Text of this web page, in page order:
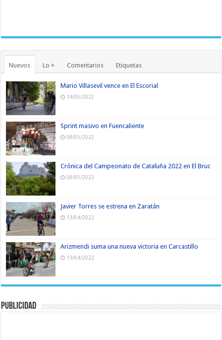
Nuevos Lo + Comentarios Etiquetas
Mario Villasevil vence en El Escorial
14/05/2022
Sprint masivo en Fuencaliente
08/05/2022
Crónica del Campeonato de Cataluña 2022 en El Bruc
08/05/2022
Javier Torres se estrena en Zaratán
13/04/2022
Arizmendi suma una nueva victoria en Carcastillo
13/04/2022
Publicidad